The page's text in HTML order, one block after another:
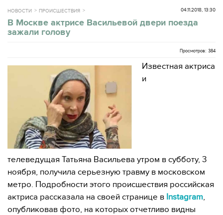
НОВОСТИ ПРОИСШЕСТВИЯ 04.11.2018, 13:30
В Москве актрисе Васильевой двери поезда
зажали голову
Просмотров: 384
Известная актриса
и
телеведущая Татьяна Васильева утром в субботу, 3
ноября, получила серьезную травму в московском
метро. Подробности этого происшествия российская
актриса рассказала на своей странице в Instagram,
опубликовав фото, на которых отчетливо видны